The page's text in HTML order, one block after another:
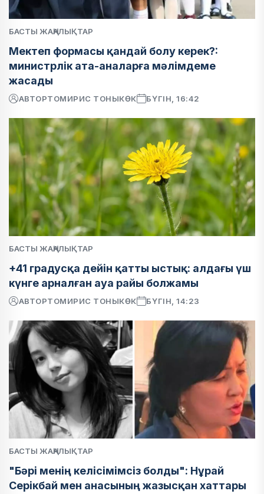
БАСТЫ ЖАҢАЛЫҚТАР
Мектеп формасы қандай болу керек?:
министрлік ата-аналарға мәлімдеме
жасады
АВТОРТОМИРИС ТОНЫКӨК БҮГІН, 16:42
БАСТЫ ЖАҢАЛЫҚТАР
+41 градусқа дейін қатты ыстық: алдағы үш
күнге арналған ауа райы болжамы
АВТОРТОМИРИС ТОНЫКӨК БҮГІН, 14:23
БАСТЫ ЖАҢАЛЫҚТАР
"Бәрі менің келісімімсіз болды": Нұрай
Серікбай мен анасының жазысқан хаттары